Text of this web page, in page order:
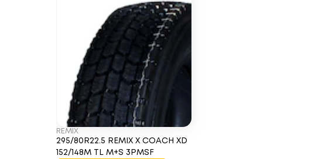
REMIX
295/80R22.5 REMIX X COACH XD
152/148M TL M+S 3PMSF